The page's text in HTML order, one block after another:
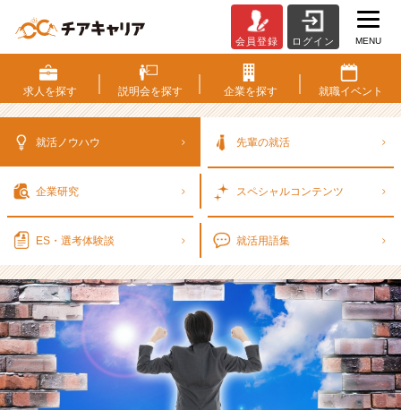
手
か
ら
に
て
感
じ
た
ベ
ン
会員登録 ログイン MENU
求人を探す 説明会を探す 企業を探す 就職イベント
就活ノウハウ 先輩の就活
企業研究 スペシャルコンテンツ
ES・選考体験談 就活用語集